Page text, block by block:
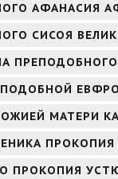
АФАНАСИЯ
СИСОЯ
МАТЕРИ
ПРОКОПИЯ
ПРОКОПИЯ